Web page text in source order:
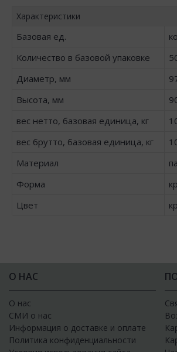
Характеристики
Базовая ед.
Количество в базовой упаковке
Диаметр, мм
Высота, мм
вес нетто, базовая единица, кг
вес брутто, базовая единица, кг
Материал
Форма
Цвет
О НАС
О нас
СМИ о нас
Информация о доставке и оплате
Политика конфиденциальности